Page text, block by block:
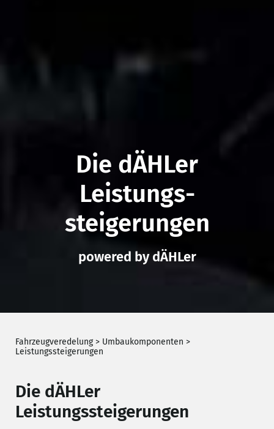
Die dÄHLer
Leistungs­
steigerungen
powered by dÄHLer
Fahrzeugveredelung> Umbaukomponenten >
Leistungssteigerungen
Die dÄHLer
Leistungssteigerungen